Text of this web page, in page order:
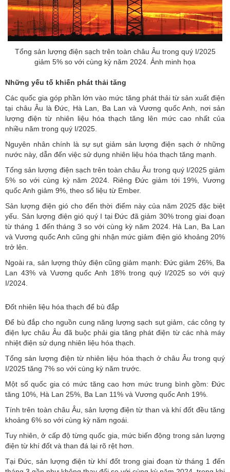
Tổng sản lượng điện sạch trên toàn châu Âu trong quý I/2025
giảm 5% so với cùng kỳ năm 2024. Ảnh minh họa
Những yếu tố khiến phát thải tăng
Các quốc gia góp phần lớn vào mức tăng phát thải từ sản xuất điện
tại châu Âu là Đức, Hà Lan, Ba Lan và Vương quốc Anh, nơi sản
lượng điện từ nhiên liệu hóa thạch tăng lên mức cao nhất của
nhiều năm trong quý I/2025.
Nguyên nhân chính là sự sụt giảm sản lượng điện sạch ở những
nước này, dẫn đến việc sử dụng nhiên liệu hóa thạch tăng mạnh.
Tổng sản lượng điện sạch trên toàn châu Âu trong quý I/2025 giảm
5% so với cùng kỳ năm 2024. Riêng Đức giảm tới 19%, Vương
quốc Anh giảm 9%, theo số liệu từ Ember.
Sản lượng điện gió cho đến thời điểm này của năm 2025 đặc biệt
yếu. Sản lượng điện gió quý I tại Đức đã giảm 30% trong giai đoạn
từ tháng 1 đến tháng 3 so với cùng kỳ năm 2024. Hà Lan, Ba Lan
và Vương quốc Anh cũng ghi nhận mức giảm điện gió khoảng 20%
trở lên.
Ngoài ra, sản lượng thủy điện cũng giảm mạnh: Đức giảm 26%, Ba
Lan 43% và Vương quốc Anh 18% trong quý I/2025 so với quý
I/2024.
Đốt nhiên liệu hóa thạch để bù đắp
Để bù đắp cho nguồn cung năng lượng sạch sụt giảm, các công ty
điện lực châu Âu đã buộc phải gia tăng phát điện từ các nhà máy
nhiệt điện sử dụng nhiên liệu hóa thạch.
Tổng sản lượng điện từ nhiên liệu hóa thạch ở châu Âu trong quý
I/2025 tăng 7% so với cùng kỳ năm trước.
Một số quốc gia có mức tăng cao hơn mức trung bình gồm: Đức
tăng 10%, Hà Lan 25%, Ba Lan 11% và Vương quốc Anh 19%.
Tính trên toàn châu Âu, sản lượng điện từ than và khí đốt đều tăng
khoảng 6% so với cùng kỳ năm ngoái.
Tuy nhiên, ở cấp độ từng quốc gia, mức biến động trong sản lượng
điện từ khí đốt và than đá lại rõ rệt hơn.
Tại Đức, sản lượng điện từ khí đốt trong giai đoạn từ tháng 1 đến